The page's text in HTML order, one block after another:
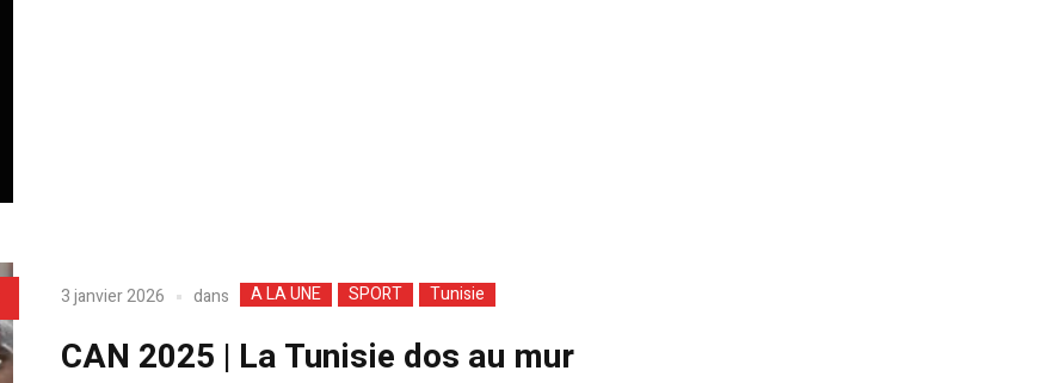
3 janvier 2026 dans A LA UNE SPORT Tunisie
CAN 2025 | La Tunisie dos au mur